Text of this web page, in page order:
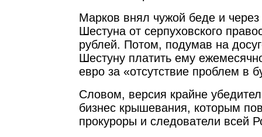
Марков внял чужой беде и
Шестуна от серпуховского
рублей. Потом, подумав на
Шестуну платить ему
евро за «отсутствие проблем в
Словом, версия крайне
бизнес крышевания, которым
прокуроры и следователи всей